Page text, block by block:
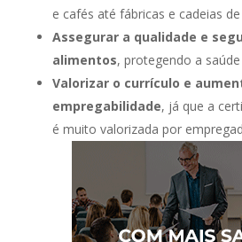
e cafés até fábricas e cadeias
Assegurar a qualidade e
alimentos, protegendo a
Valorizar o currículo e
empregabilidade, já que a
é muito valorizada por